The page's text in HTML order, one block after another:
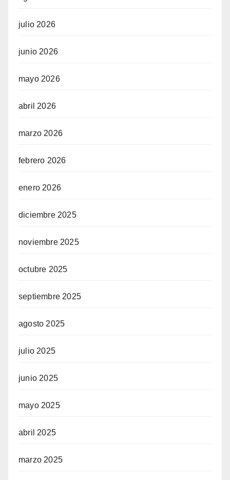
julio 2026
junio 2026
mayo 2026
abril 2026
marzo 2026
febrero 2026
enero 2026
diciembre 2025
noviembre 2025
octubre 2025
septiembre 2025
agosto 2025
julio 2025
junio 2025
mayo 2025
abril 2025
marzo 2025